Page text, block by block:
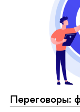
Переговоры: